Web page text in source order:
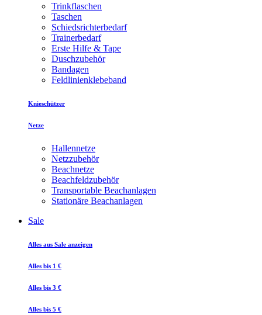
Trinkflaschen
Taschen
Schiedsrichterbedarf
Trainerbedarf
Erste Hilfe & Tape
Duschzubehör
Bandagen
Feldlinienklebeband
Knieschützer
Netze
Hallennetze
Netzzubehör
Beachnetze
Beachfeldzubehör
Transportable Beachanlagen
Stationäre Beachanlagen
Sale
Alles aus Sale anzeigen
Alles bis 1 €
Alles bis 3 €
Alles bis 5 €